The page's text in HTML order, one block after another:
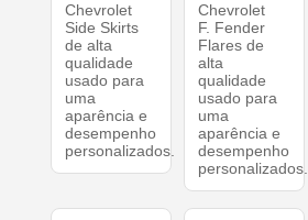
Chevrolet
Side Skirts
de alta
qualidade
usado para
uma
aparência e
desempenho
personalizados.
Chevrolet
F. Fender
Flares de
alta
qualidade
usado para
uma
aparência e
desempenho
personalizados.